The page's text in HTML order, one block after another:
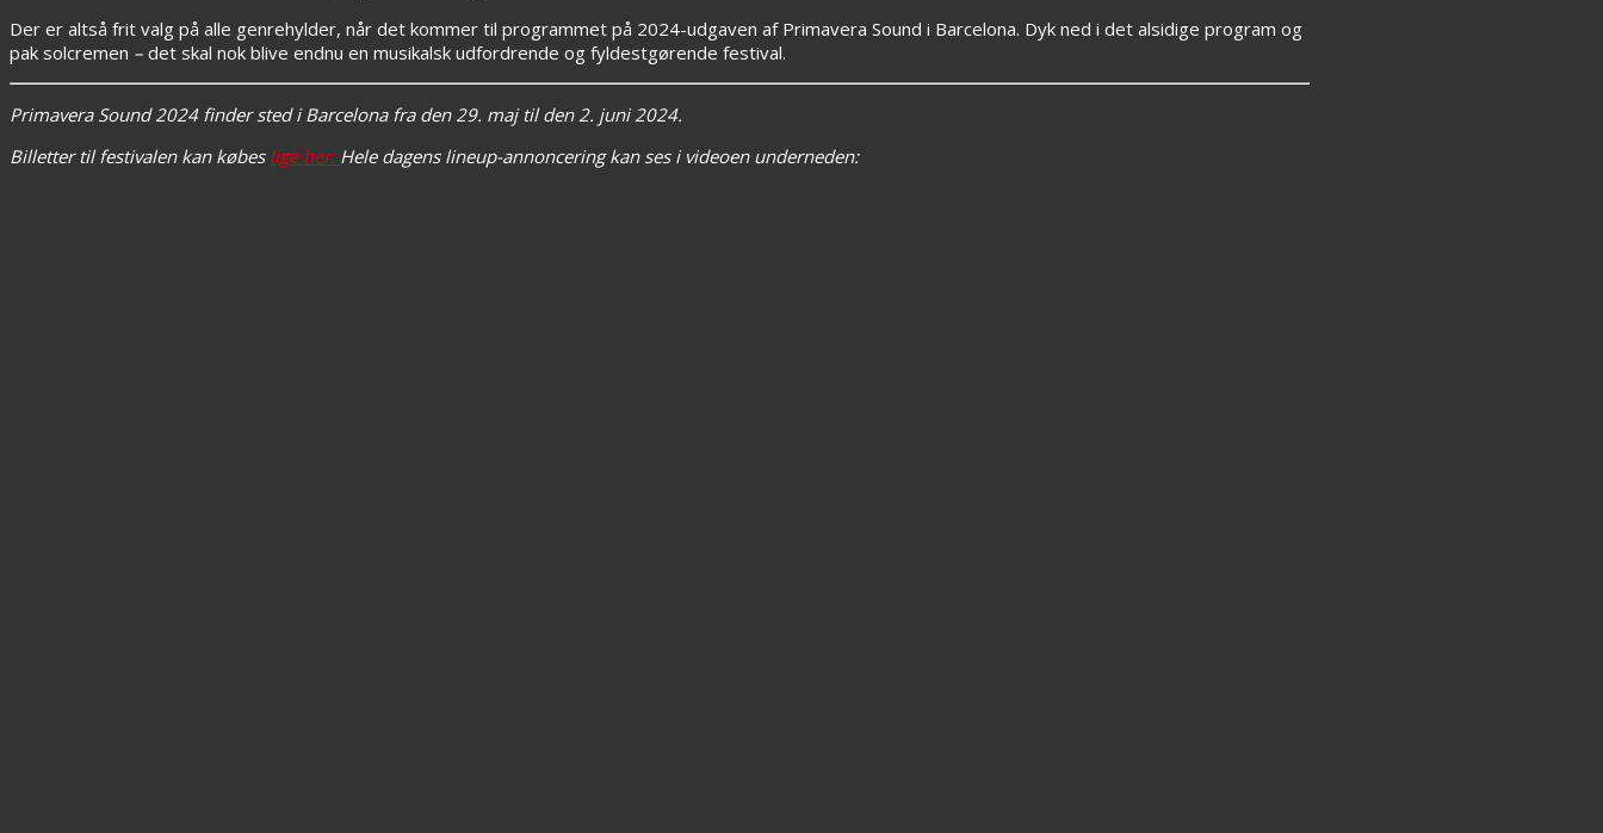
Der er altså frit valg på alle genrehylder, når det kommer til programmet på 2024-udgaven af Primavera Sound i Barcelona. Dyk ned i det alsidige program og
pak solcremen – det skal nok blive endnu en musikalsk udfordrende og fyldestgørende festival.
Primavera Sound 2024 finder sted i Barcelona fra den 29. maj til den 2. juni 2024.
Billetter til festivalen kan købes lige her. Hele dagens lineup-annoncering kan ses i videoen underneden: